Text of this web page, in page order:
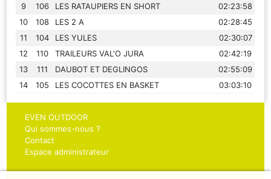
9
106 LES RATAUPIERS EN SHORT
02:23:58
10
108 LES 2 A
02:28:45
11
104 LES YULES
02:30:07
12
110 TRAILEURS VAL'O JURA
02:42:19
13
111 DAUBOT ET DEGLINGOS
02:55:09
14
105 LES COCOTTES EN BASKET 03:03:10
EVEN OUTDOOR
Qui sommes-nous ?
Contact
Espace administrateur